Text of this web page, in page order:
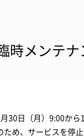
時メンテ
月30日（月）9:00か
ため、サービスを停止